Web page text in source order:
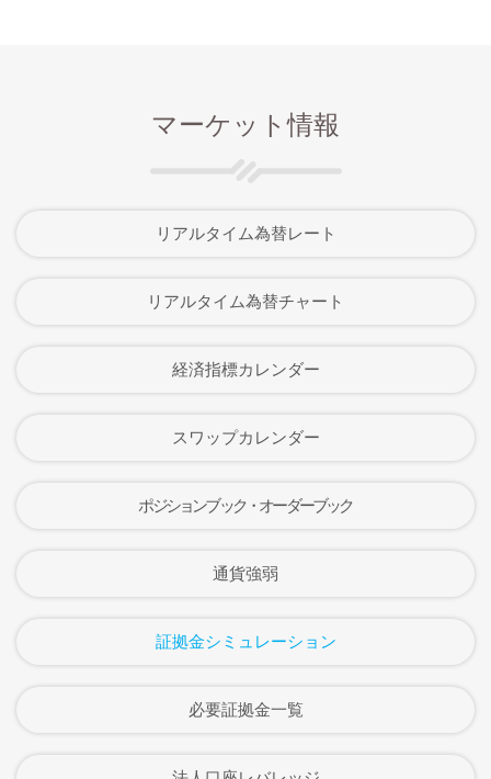
マーケット情報
リアルタイム為替レート
リアルタイム為替チャート
経済指標カレンダー
スワップカレンダー
ポジションブック・オーダーブック
通貨強弱
証拠金シミュレーション
必要証拠金一覧